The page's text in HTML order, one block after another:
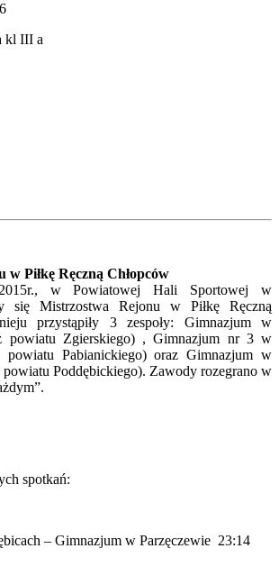
kl III a
Piłkę Ręczną Chłopców
w Powiatowej Hali Sportowej w
się Mistrzostwa Rejonu w Piłkę Ręczną
przystąpiły 3 zespoły: Gimnazjum w
powiatu Zgierskiego) , Gimnazjum nr 3 w
powiatu Pabianickiego) oraz Gimnazjum w
Poddębickiego). Zawody rozegrano w
spotkań:
– Gimnazjum w Parzęczewie 23:14